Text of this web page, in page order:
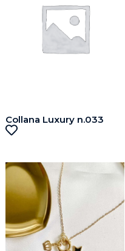
Collana Luxury n.033